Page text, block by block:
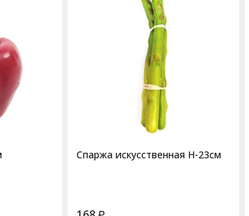
Спаржа искусственная H-23см